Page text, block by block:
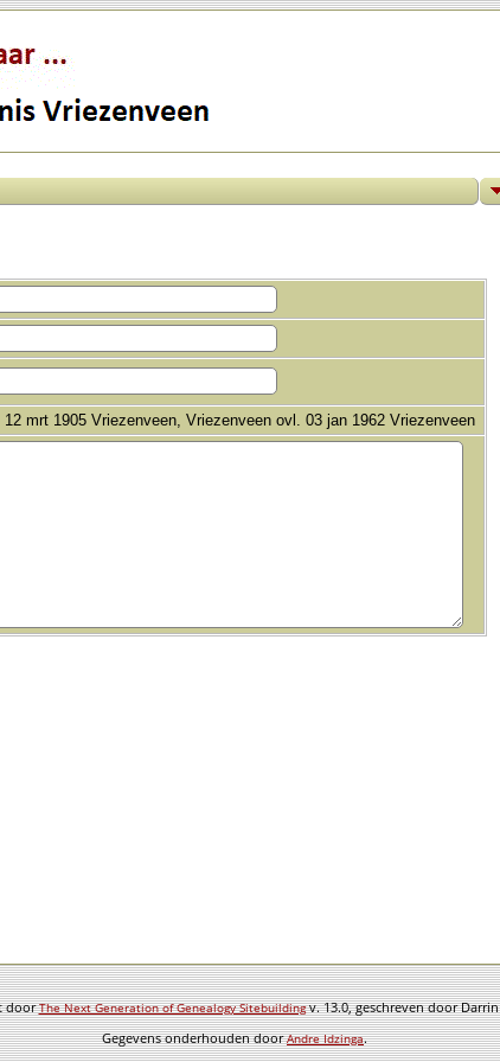
mrt 1905 Vriezenveen, Vriezenveen ovl. 03 jan 1962 Vriezenveen
doorThe Next Generation of Genealogy Sitebuildingv. 13.0, geschreven door
Gegevens onderhouden doorAndre Idzinga.